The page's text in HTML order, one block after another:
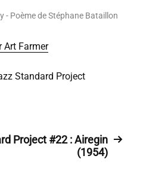
- Poème de Stéphane Bataillon
Art Farmer
Standard Project
Project #22 : Airegin
(1954)